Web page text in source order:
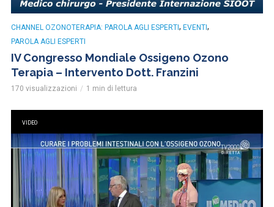
CHANNEL OZONOTERAPIA: PAROLA AGLI ESPERTI, EVENTI,
PAROLA AGLI ESPERTI
IV Congresso Mondiale Ossigeno Ozono
Terapia – Intervento Dott. Franzini
170 visualizzazioni 1 min di lettura
VIDEO